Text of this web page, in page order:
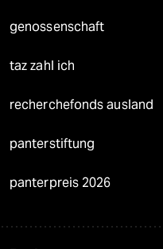
genossenschaft
taz zahl ich
recherchefonds ausland
panterstiftung
panterpreis 2026